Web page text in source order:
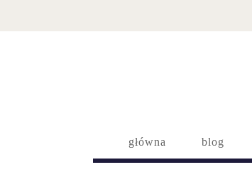
główna blog